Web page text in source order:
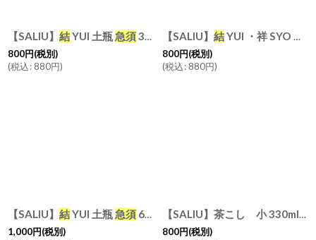
【SALIU】 結YUI 土瓶急須330ml 蓋 交換用部品 [30581-1]
800円(税別)
(税込: 880円)
【SALIU】 結YUI ・祥 SYO 土瓶
800円(税別)
(税込: 880円)
【SALIU】 結YUI 土瓶急須 600ml ハンドル 交換用部品セット （ハンドル・ネジ2組）
1,000円(税別)
【SALIU】茶こし 小 330ml用
800円(税別)